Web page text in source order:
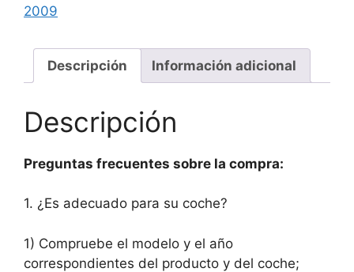
2009
Descripción Información adicional
Descripción
Preguntas frecuentes sobre la compra:
1. ¿Es adecuado para su coche?
1) Compruebe el modelo y el año
correspondientes del producto y del coche;